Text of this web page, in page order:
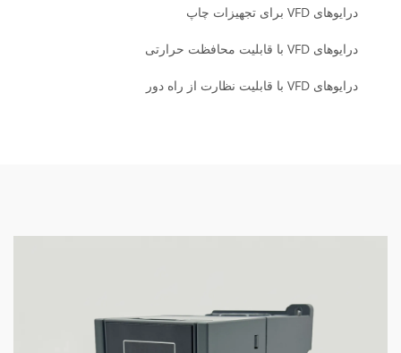
درایوهای VFD برای تجهیزات چاپ
درایوهای VFD با قابلیت محافظت حرارتی
درایوهای VFD با قابلیت نظارت از راه دور